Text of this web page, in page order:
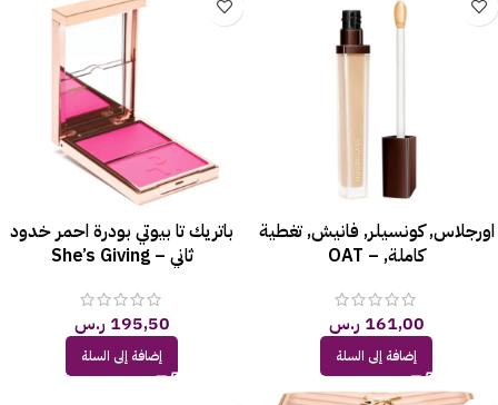
اورجلاس, كونسيلر, فانيش, تغطية
كاملة, – OAT
161,00 ر.س
إضافة إلى السلة
باتريك تا بيوتي بودرة احمر خدود
ثاني – She’s Giving
195,50 ر.س
إضافة إلى السلة